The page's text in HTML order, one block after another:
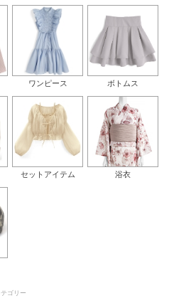
ワンピース ボトムス
セットアイテム 浴衣
テゴリー